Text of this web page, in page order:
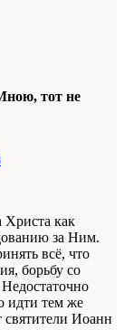
тот не
Христа как
за Ним.
всё, что
борьбу со
идти тем же
Иоанн